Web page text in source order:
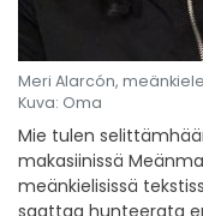
Meri Alarcón,
Kuva: Oma
Mie tulen
makasiinissä
meänkielisissä